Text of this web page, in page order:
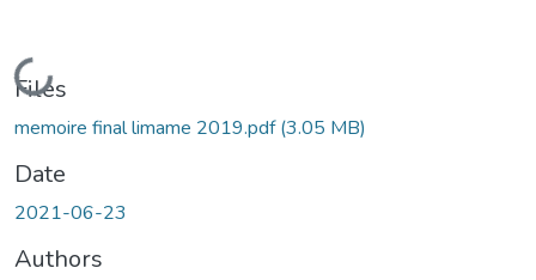
Loading...
Files
memoire final limame 2019.pdf(3.05 MB)
Date
2021-06-23
Authors